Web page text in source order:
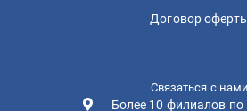
Договор
Связаться с нами
Более 10 филиалов по